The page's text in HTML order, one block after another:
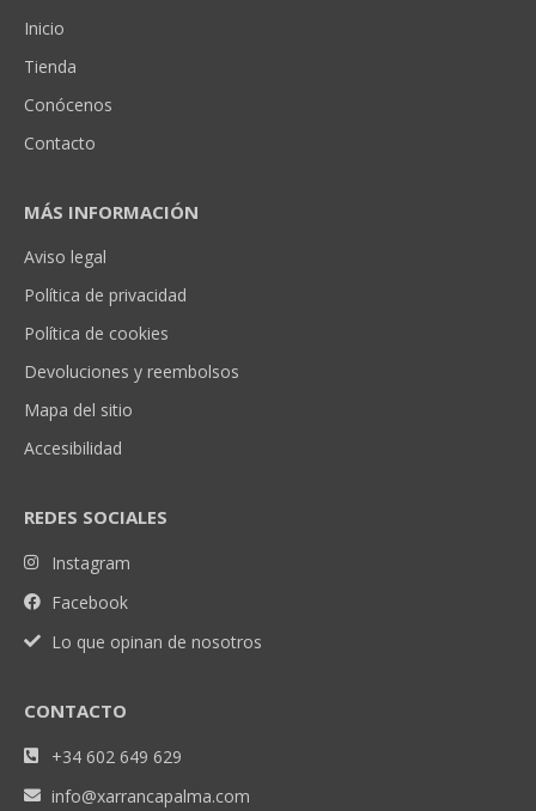
Inicio
Tienda
Conócenos
Contacto
MÁS INFORMACIÓN
Aviso legal
Política de privacidad
Política de cookies
Devoluciones y reembolsos
Mapa del sitio
Accesibilidad
REDES SOCIALES
Instagram
Facebook
Lo que opinan de nosotros
CONTACTO
+34 602 649 629
info@xarrancapalma.com